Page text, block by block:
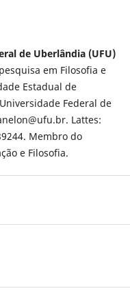
de Uberlândia (UFU)
em Filosofia e
Estadual de
Federal de
Lattes:
Membro do
e Filosofia.